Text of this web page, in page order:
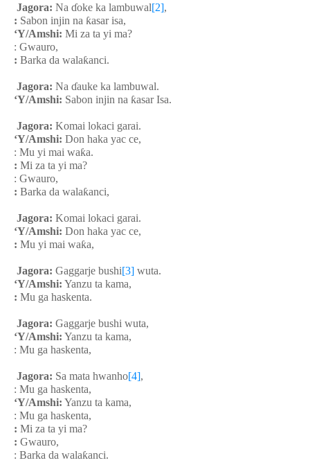
Jagora: Na ɗoke ka lambuwal[2],
: Sabon injin na ƙasar isa,
‘Y/Amshi: Mi za ta yi ma?
: Gwauro,
: Barka da walaƙanci.
Jagora: Na ɗauke ka lambuwal.
‘Y/Amshi: Sabon injin na ƙasar Isa.
Jagora: Komai lokaci garai.
‘Y/Amshi: Don haka yac ce,
: Mu yi mai waƙa.
: Mi za ta yi ma?
: Gwauro,
: Barka da walaƙanci,
Jagora: Komai lokaci garai.
‘Y/Amshi: Don haka yac ce,
: Mu yi mai waƙa,
Jagora: Gaggarje bushi[3] wuta.
‘Y/Amshi: Yanzu ta kama,
: Mu ga haskenta.
Jagora: Gaggarje bushi wuta,
‘Y/Amshi: Yanzu ta kama,
: Mu ga haskenta,
Jagora: Sa mata hwanho[4],
: Mu ga haskenta,
‘Y/Amshi: Yanzu ta kama,
: Mu ga haskenta,
: Mi za ta yi ma?
: Gwauro,
: Barka da walaƙanci.